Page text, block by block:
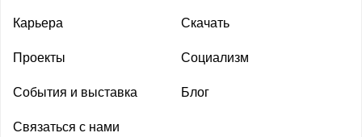
Карьера Скачать
Проекты Социализм
События и выставка Блог
Связаться с нами